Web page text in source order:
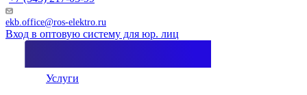
ekb.office@ros-elektro.ru
Вход в оптовую систему для юр. лиц
Услуги